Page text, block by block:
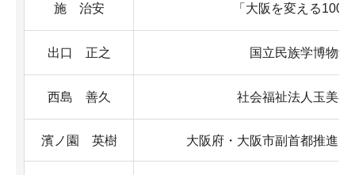
施 治安 「大阪を変える100
出口 正之 国立民族学博物
西島 善久 社会福祉法人玉美
濱ノ園 英樹 大阪府・大阪市副首都推進